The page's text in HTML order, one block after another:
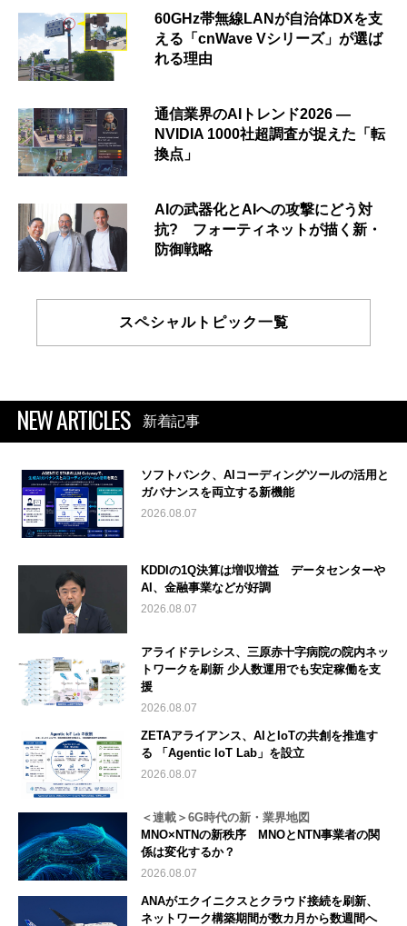
60GHz帯無線LANが自治体DXを支
える「cnWave Vシリーズ」が選ば
れる理由
通信業界のAIトレンド2026 ―
NVIDIA 1000社超調査が捉えた「転
換点」
AIの武器化とAIへの攻撃にどう対
抗? フォーティネットが描く新・
防御戦略
スペシャルトピック一覧
NEW ARTICLES 新着記事
ソフトバンク、AIコーディングツールの活用と
ガバナンスを両立する新機能
2026.08.07
KDDIの1Q決算は増収増益 データセンターや
AI、金融事業などが好調
2026.08.07
アライドテレシス、三原赤十字病院の院内ネッ
トワークを刷新 少人数運用でも安定稼働を支
援
2026.08.07
ZETAアライアンス、AIとIoTの共創を推進す
る 「Agentic IoT Lab」を設立
2026.08.07
＜連載＞6G時代の新・業界地図
MNO×NTNの新秩序 MNOとNTN事業者の関
係は変化するか？
2026.08.07
ANAがエクイニクスとクラウド接続を刷新、
ネットワーク構築期間が数カ月から数週間へ